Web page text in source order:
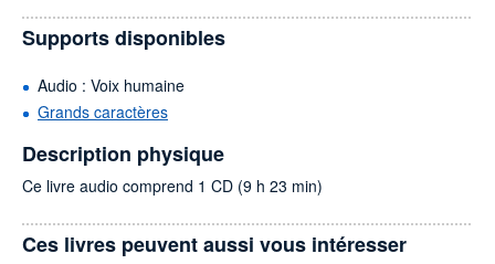
Supports disponibles
Audio : Voix humaine
Grands caractères
Description physique
Ce livre audio comprend 1 CD (9 h 23 min)
Ces livres peuvent aussi vous intéresser